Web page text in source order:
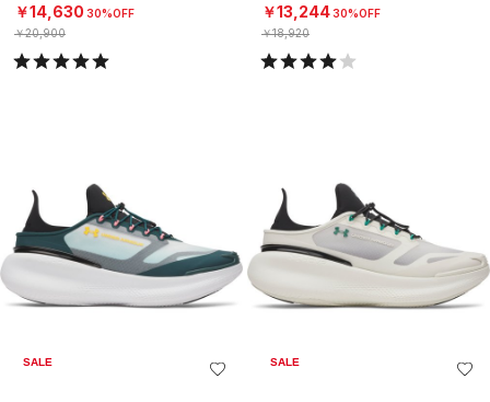
￥14,630 30%OFF
￥20,900
￥13,24430%OFF
￥18,920
SALE SALE